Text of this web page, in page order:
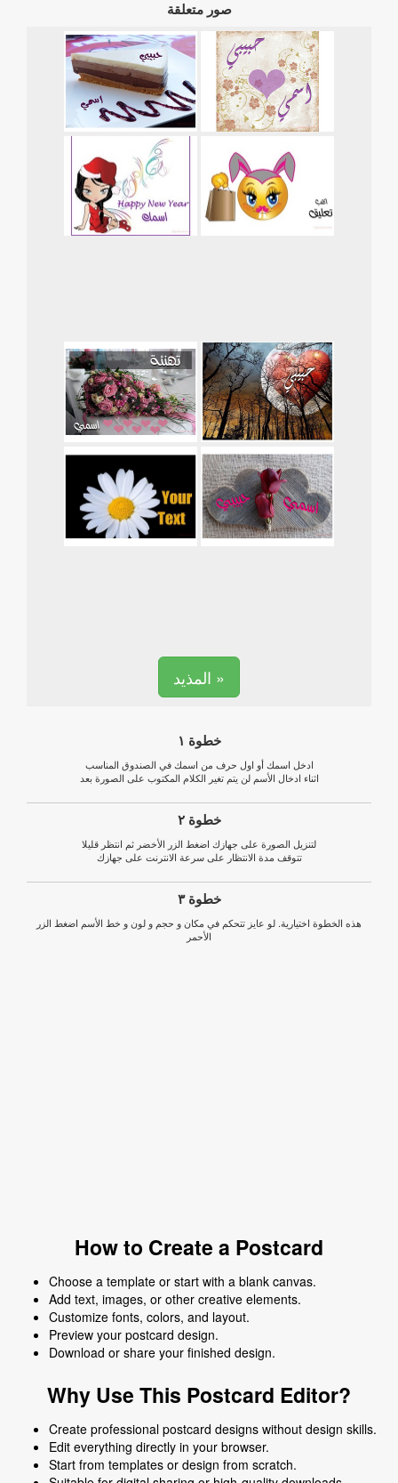
صور متعلقة
المذيد »
خطوة ١
ادخل اسمك أو اول حرف من اسمك في الصندوق المناسب
اثناء ادخال الأسم لن يتم تغير الكلام المكتوب على الصورة بعد
خطوة ٢
لتنزيل الصورة على جهازك اضغط الزر الأخضر ثم انتظر قليلا
تتوقف مدة الانتظار على سرعة الانترنت على جهازك
خطوة ٣
هذه الخطوة اختيارية. لو عايز تتحكم في مكان و حجم و لون و خط الأسم اضغط الزر
الأحمر
How to Create a Postcard
Choose a template or start with a blank canvas.
Add text, images, or other creative elements.
Customize fonts, colors, and layout.
Preview your postcard design.
Download or share your finished design.
Why Use This Postcard Editor?
Create professional postcard designs without design skills.
Edit everything directly in your browser.
Start from templates or design from scratch.